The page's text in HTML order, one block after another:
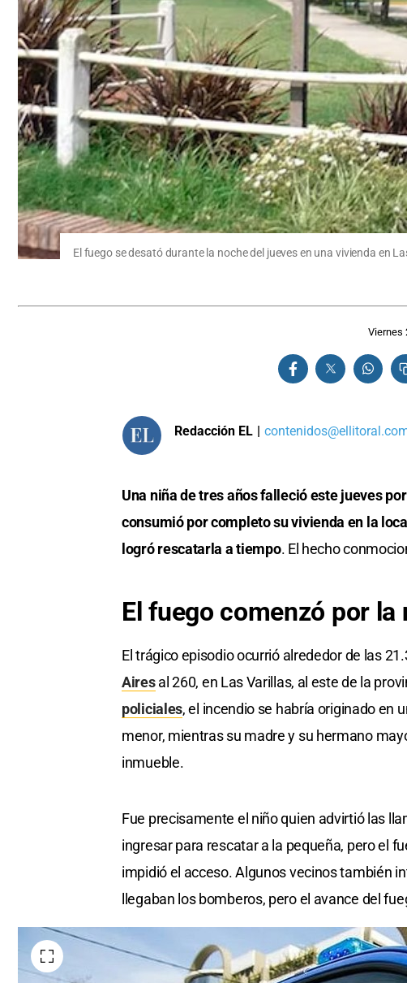
El fuego se desató durante la noche del jueves en una vivienda en
Viernes
Redacción EL |
Una niña de tres años falleció este jueves
consumió por completo su vivienda en la
logró rescatarla a tiempo. El hecho
El fuego comenzó por la
El trágico episodio ocurrió alrededor de las
Airesal 260, en Las Varillas, al este de la
policiales, el incendio se habría originado en
menor, mientras su madre y su hermano
inmueble.
Fue precisamente el niño quien advirtió las
ingresar para rescatar a la pequeña, pero el
impidió el acceso. Algunos vecinos también
llegaban los bomberos, pero el avance del